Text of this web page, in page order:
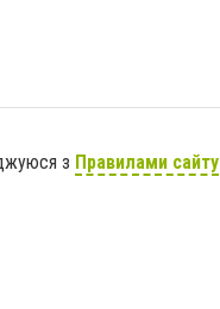
з Правилами сайту